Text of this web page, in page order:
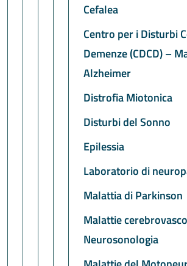
Cefalea
Centro per i Disturbi
Demenze (CDCD) –
Alzheimer
Distrofia Miotonica
Disturbi del Sonno
Epilessia
Laboratorio di
Malattia di Parkinson
Malattie
Neurosonologia